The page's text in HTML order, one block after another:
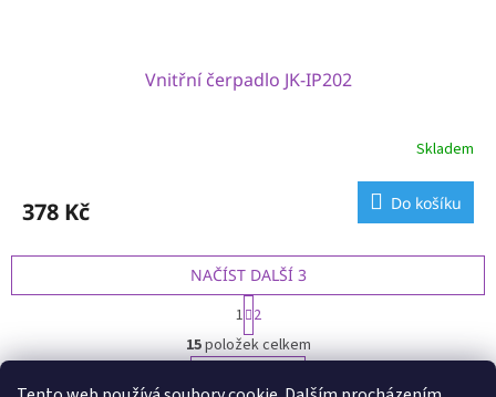
Vnitřní čerpadlo JK-IP202
Skladem
378 Kč Do košíku
O
v
NAČÍST DALŠÍ 3
S
t
r
á
1 2
15položek celkem